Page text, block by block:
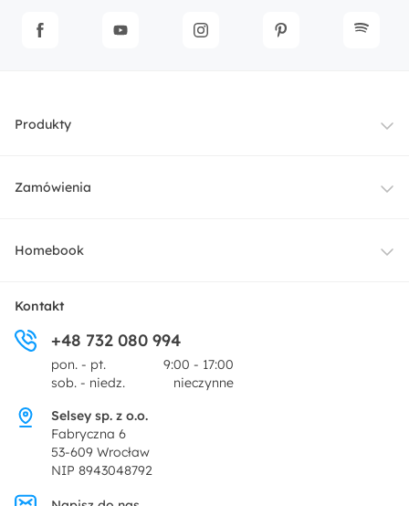
Produkty
Meble
Dekoracje i akcesoria
Promocje
Zamówienia
Dostawa
Zwroty
Pytania i odpowiedzi
Homebook
O nas
Centrum prasowe
Regulamin
Polityka prywatności
Kontakt
+48 732 080 994
pon. - pt.
9:00 - 17:00
sob. - niedz.
nieczynne
Selsey sp. z o.o.
Fabryczna 6
53-609 Wrocław
NIP 8943048792